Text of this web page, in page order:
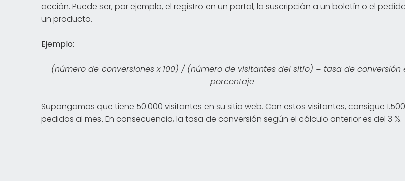
acción. Puede ser, por ejemplo, el registro en un portal, la suscripción a un boletín o el
un producto.
Ejemplo:
(número de conversiones x 100) / (número de visitantes del sitio) = tasa de conversión
porcentaje
Supongamos que tiene 50.000 visitantes en su sitio web. Con estos visitantes, consigue 1.500
pedidos al mes. En consecuencia, la tasa de conversión según el cálculo anterior es del 3 %.